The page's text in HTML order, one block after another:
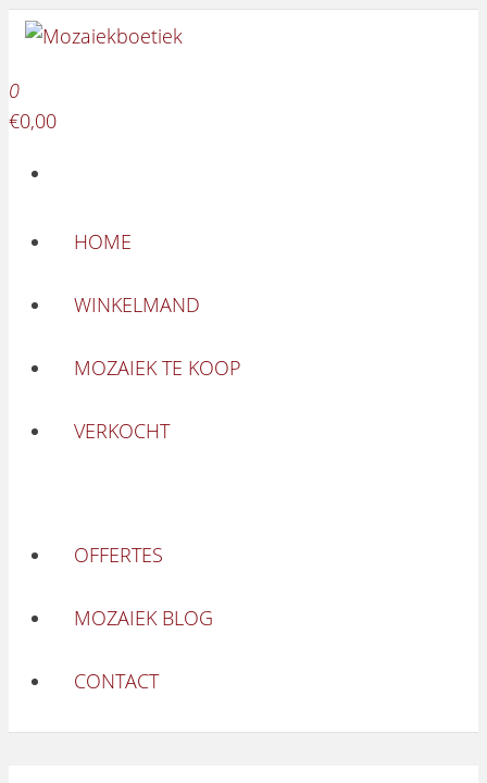
Ga naar de inhoud
0
€0,00
HOME
WINKELMAND
MOZAIEK TE KOOP
VERKOCHT
OFFERTES
MOZAIEK BLOG
CONTACT